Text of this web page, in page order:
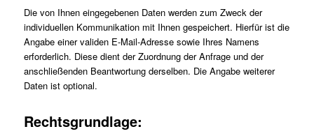
Die von Ihnen eingegebenen Daten werden zum Zweck der
individuellen Kommunikation mit Ihnen gespeichert. Hierfür ist die
Angabe einer validen E-Mail-Adresse sowie Ihres Namens
erforderlich. Diese dient der Zuordnung der Anfrage und der
anschließenden Beantwortung derselben. Die Angabe weiterer
Daten ist optional.
Rechtsgrundlage: